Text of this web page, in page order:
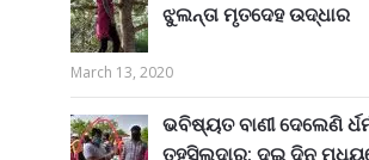
ଝୁଲନ୍ତା ମୃତଦେହ ଉଦ୍ଧାର
March 13, 2020
ଭବିଷ୍ୟତ ବାଣୀ ଦେଲେଣି
ତହସିଲଦାର: ଦୁଇ ଦିନ